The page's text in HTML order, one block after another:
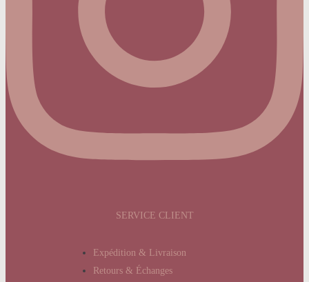
SERVICE CLIENT
Expédition & Livraison
Retours & Échanges